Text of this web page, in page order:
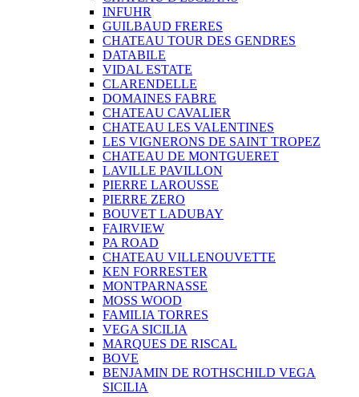
INFUHR
GUILBAUD FRERES
CHATEAU TOUR DES GENDRES
DATABILE
VIDAL ESTATE
CLARENDELLE
DOMAINES FABRE
CHATEAU CAVALIER
CHATEAU LES VALENTINES
LES VIGNERONS DE SAINT TROPEZ
CHATEAU DE MONTGUERET
LAVILLE PAVILLON
PIERRE LAROUSSE
PIERRE ZERO
BOUVET LADUBAY
FAIRVIEW
PA ROAD
CHATEAU VILLENOUVETTE
KEN FORRESTER
MONTPARNASSE
MOSS WOOD
FAMILIA TORRES
VEGA SICILIA
MARQUES DE RISCAL
BOVE
BENJAMIN DE ROTHSCHILD VEGA
SICILIA